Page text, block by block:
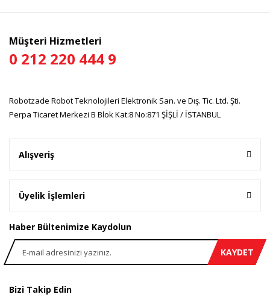
Müşteri Hizmetleri
0 212 220 444 9
Robotzade Robot Teknolojileri Elektronik San. ve Dış. Tic. Ltd. Şti.
Perpa Ticaret Merkezi B Blok Kat:8 No:871 ŞİŞLİ / İSTANBUL
Alışveriş
Üyelik İşlemleri
Haber Bültenimize Kaydolun
KAYDET
Bizi Takip Edin